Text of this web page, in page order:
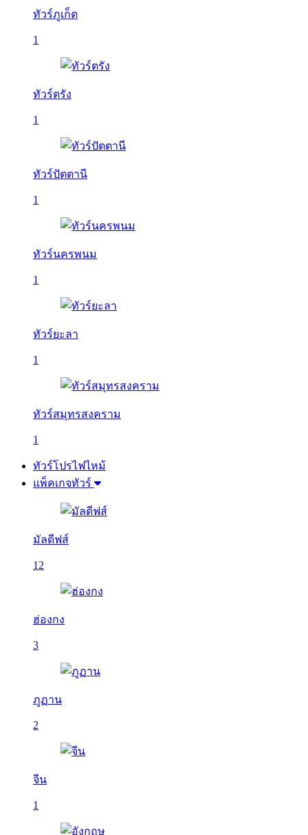
ทัวร์ภูเก็ต
1
ทัวร์ตรัง
1
ทัวร์ปัตตานี
1
ทัวร์นครพนม
1
ทัวร์ยะลา
1
ทัวร์สมุทรสงคราม
1
ทัวร์โปรไฟไหม้
แพ็คเกจทัวร์
มัลดีฟส์
12
ฮ่องกง
3
ภูฏาน
2
จีน
1